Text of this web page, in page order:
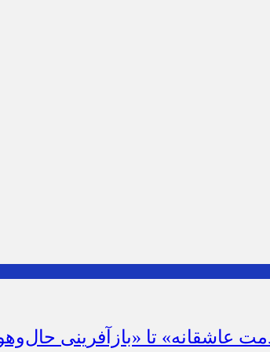
عاشقانه» تا «بازآفرینی